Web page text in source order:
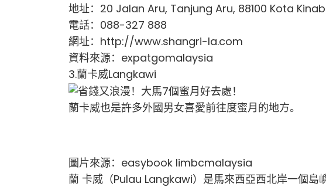
地址：20 Jalan Aru, Tanjung Aru, 88100 Kota
電話：088-327 888
網址：http://www.shangri-la.com
資料來源：expatgomalaysia
3.蘭卡威Langkawi
蘭卡威也是許多外國男女喜愛前往度蜜月的地方。
圖片來源：easybook limbcmalaysia
蘭 卡威（Pulau Langkawi）是馬來西亞西北岸一個島